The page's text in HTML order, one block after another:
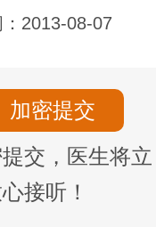
2013-08-07
交，医生将立
接听！